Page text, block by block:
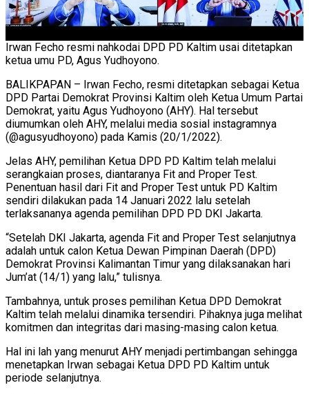
Irwan Fecho resmi nahkodai DPD PD Kaltim usai ditetapkan
ketua umu PD, Agus Yudhoyono.
BALIKPAPAN – Irwan Fecho, resmi ditetapkan sebagai Ketua
DPD Partai Demokrat Provinsi Kaltim oleh Ketua Umum Partai
Demokrat, yaitu Agus Yudhoyono (AHY). Hal tersebut
diumumkan oleh AHY, melalui media sosial instagramnya
(@agusyudhoyono) pada Kamis (20/1/2022).
Jelas AHY, pemilihan Ketua DPD PD Kaltim telah melalui
serangkaian proses, diantaranya Fit and Proper Test.
Penentuan hasil dari Fit and Proper Test untuk PD Kaltim
sendiri dilakukan pada 14 Januari 2022 lalu setelah
terlaksananya agenda pemilihan DPD PD DKI Jakarta.
“Setelah DKI Jakarta, agenda Fit and Proper Test selanjutnya
adalah untuk calon Ketua Dewan Pimpinan Daerah (DPD)
Demokrat Provinsi Kalimantan Timur yang dilaksanakan hari
Jum’at (14/1) yang lalu,” tulisnya.
Tambahnya, untuk proses pemilihan Ketua DPD Demokrat
Kaltim telah melalui dinamika tersendiri. Pihaknya juga melihat
komitmen dan integritas dari masing-masing calon ketua.
Hal ini lah yang menurut AHY menjadi pertimbangan sehingga
menetapkan Irwan sebagai Ketua DPD PD Kaltim untuk
periode selanjutnya.